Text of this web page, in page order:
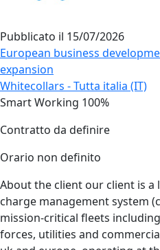
Pubblicato il 15/07/2026
European business
expansion
Whitecollars - Tutta italia (IT)
Smart Working 100%
Contratto da definire
Orario non definito
About the client our client is a
charge management system
mission‑critical fleets
forces, utilities and